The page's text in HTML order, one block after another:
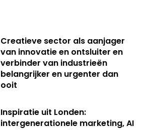
Creatieve sector als aanjager
van innovatie en ontsluiter en
verbinder van industrieën
belangrijker en urgenter dan
ooit
Inspiratie uit Londen:
intergenerationele marketing, AI